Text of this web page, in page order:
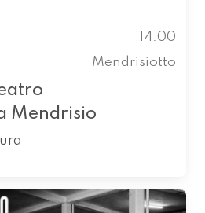
14.00
Mendrisiotto
Mendrisio